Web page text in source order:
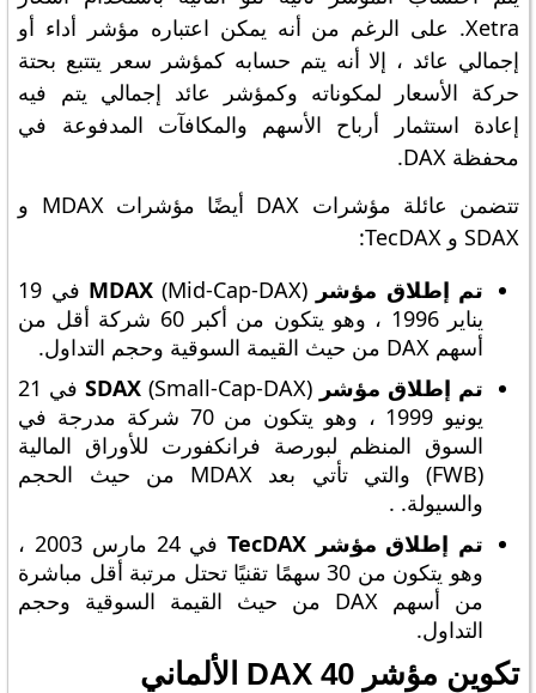
Xetra. على الرغم من أنه يمكن اعتباره مؤشر أداء أو
إجمالي عائد ، إلا أنه يتم حسابه كمؤشر سعر يتتبع بحتة
حركة الأسعار لمكوناته وكمؤشر عائد إجمالي يتم فيه
إعادة استثمار أرباح الأسهم والمكافآت المدفوعة في
محفظة DAX.
تتضمن عائلة مؤشرات DAX أيضًا مؤشرات MDAX و
SDAX و TecDAX:
تم إطلاق مؤشر MDAX
(Mid-Cap-DAX) في 19
يناير 1996 ، وهو يتكون من أكبر 60 شركة أقل من
أسهم DAX من حيث القيمة السوقية وحجم التداول.
تم إطلاق مؤشر SDAX
(Small-Cap-DAX) في 21
يونيو 1999 ، وهو يتكون من 70 شركة مدرجة في
السوق المنظم لبورصة فرانكفورت للأوراق المالية
(FWB) والتي تأتي بعد MDAX من حيث الحجم
والسيولة. .
تم إطلاق مؤشر TecDAX
في 24 مارس 2003 ،
وهو يتكون من 30 سهمًا تقنيًا تحتل مرتبة أقل مباشرة
من أسهم DAX من حيث القيمة السوقية وحجم
التداول.
تكوين مؤشر DAX 40 الألماني